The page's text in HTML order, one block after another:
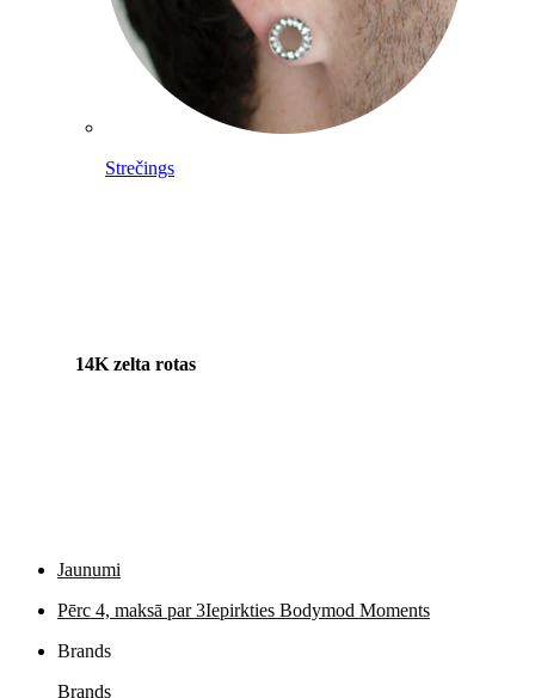
Strečings
14K zelta rotas
Jaunumi
Pērc 4, maksā par 3Iepirkties Bodymod Moments
Brands
Brands